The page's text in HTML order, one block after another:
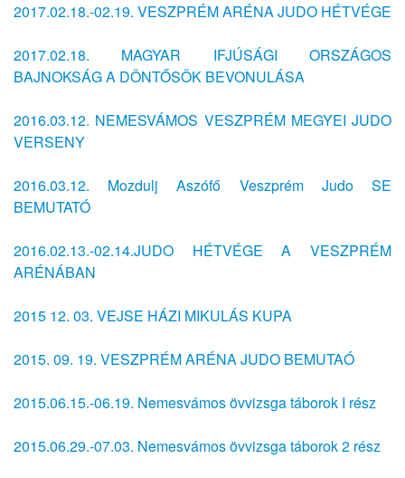
2017.02.18.-02.19. VESZPRÉM ARÉNA JUDO HÉTVÉGE
2017.02.18. MAGYAR IFJÚSÁGI ORSZÁGOS
BAJNOKSÁG A DÖNTŐSÖK BEVONULÁSA
2016.03.12. NEMESVÁMOS VESZPRÉM MEGYEI JUDO
VERSENY
2016.03.12. Mozdulj Aszófő Veszprém Judo SE
BEMUTATÓ
2016.02.13.-02.14.JUDO HÉTVÉGE A VESZPRÉM
ARÉNÁBAN
2015 12. 03. VEJSE HÁZI MIKULÁS KUPA
2015. 09. 19. VESZPRÉM ARÉNA JUDO BEMUTAÓ
2015.06.15.-06.19. Nemesvámos övvizsga táborok I rész
2015.06.29.-07.03. Nemesvámos övvizsga táborok 2 rész